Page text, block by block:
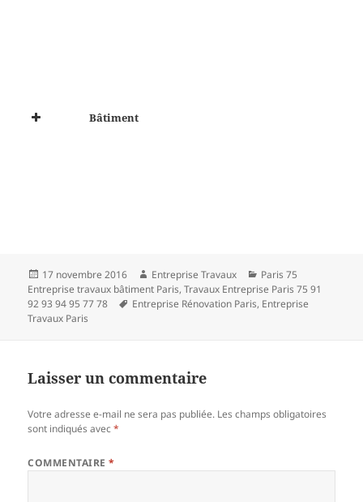
Bâtiment
Publié
le
17 novembre 2016 Auteur
Entreprise Travaux Catégories
Paris 75
Entreprise travaux bâtiment Paris,Travaux Entreprise Paris 75 91
92 93 94 95 77 78
Mots-
Entreprise Rénovation Paris, Entreprise
Travaux Paris
Laisser un commentaire
Votre adresse e-mail ne sera pas publiée. Les champs obligatoires
sont indiqués avec*
COMMENTAIRE*